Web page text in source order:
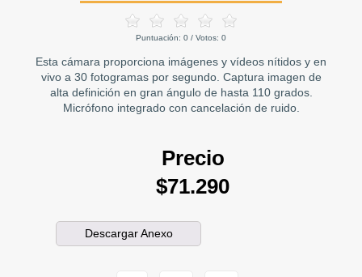
Puntuación: 0 / Votos: 0
Esta cámara proporciona imágenes y vídeos nítidos y en
vivo a 30 fotogramas por segundo. Captura imagen de
alta definición en gran ángulo de hasta 110 grados.
Micrófono integrado con cancelación de ruido.
Precio
$71.290
Descargar Anexo